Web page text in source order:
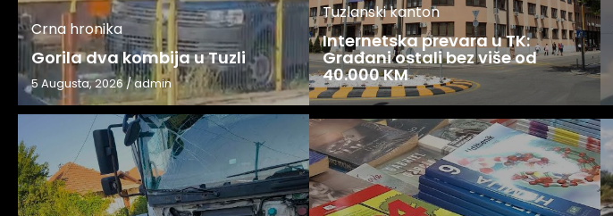
Crna hronika
Gorila dva kombija u Tuzli
5 Augusta, 2026/admin
Tuzlanski kanton
Internetska prevara u TK:
Građani ostali bez više od
40.000 KM